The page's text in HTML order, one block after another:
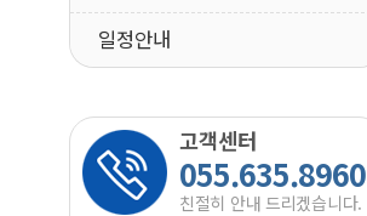
일정안내
고객센터
055.635.8960
친절히 안내 드리겠습니다.